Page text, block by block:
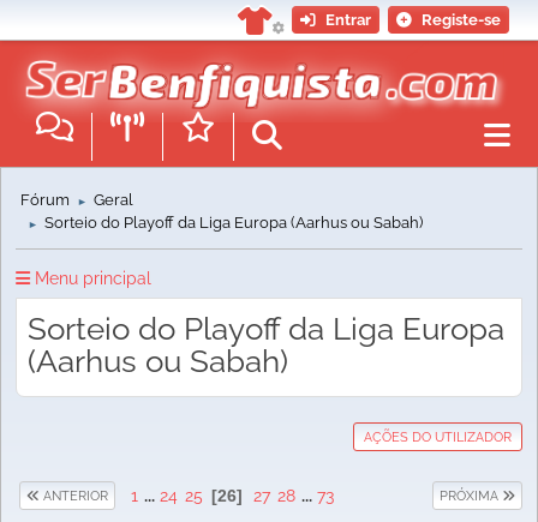
Entrar Registe-se
Fórum ► Geral
► Sorteio do Playoff da Liga Europa (Aarhus ou Sabah)
Menu principal
Sorteio do Playoff da Liga Europa
(Aarhus ou Sabah)
AÇÕES DO UTILIZADOR
ANTERIOR 1 ... 24 25 26 27 28 ... 73 PRÓXIMA